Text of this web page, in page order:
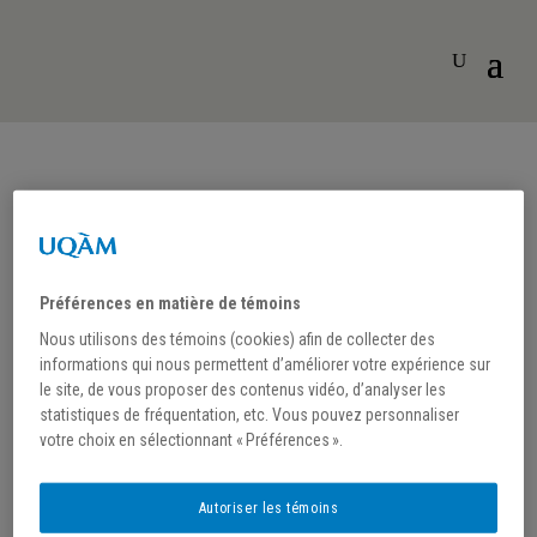
UQAM
Préférences en matière de témoins
Nous utilisons des témoins (cookies) afin de collecter des
informations qui nous permettent d’améliorer votre expérience sur
le site, de vous proposer des contenus vidéo, d’analyser les
statistiques de fréquentation, etc. Vous pouvez personnaliser
votre choix en sélectionnant « Préférences ».
Autoriser les témoins